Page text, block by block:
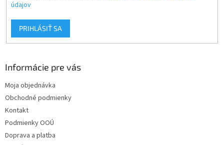
údajov
PRIHLÁSIŤ SA
Informácie pre vás
Moja objednávka
Obchodné podmienky
Kontakt
Podmienky OOÚ
Doprava a platba